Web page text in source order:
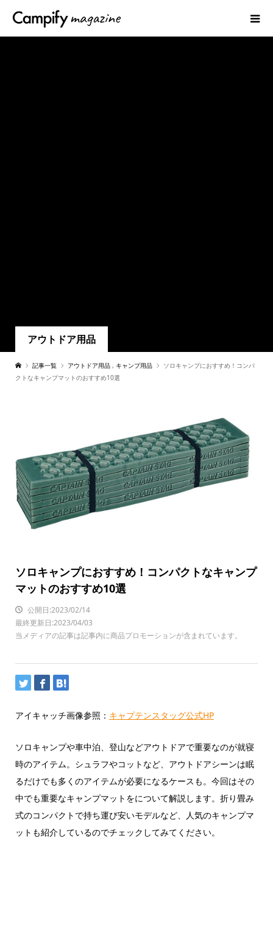
アウトドア用品
記事一覧 アウトドア用品 , キャンプ用品
ソロキャンプにおすすめ！コンパ
クトなキャンプマットのおすすめ10選
ソロキャンプにおすすめ！コンパクトなキャンプ
マットのおすすめ10選
公開日:2023/02/14
最終更新日:2023/04/03
当メディアの記事は記事内に商品プロモーションが含まれています。
アイキャッチ画像参照： キャプテンスタッグ公式HP
ソロキャンプや車中泊、登山などアウトドアで重要なのが就寝
時のアイテム。シュラフやコットなど、アウトドアシーンは眠
るだけでも多くのアイテムが必要になるケースも。今回はその
中でも重要なキャンプマットをについて解説します。折り畳み
式のコンパクトで持ち運び安いモデルなど、人気のキャンプマ
ットも紹介しているのでチェックしてみてください。